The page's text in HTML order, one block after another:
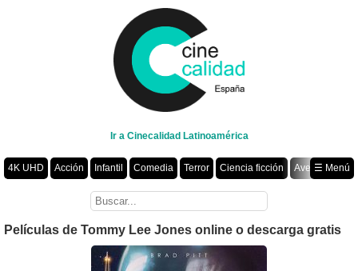
Ir a Cinecalidad Latinoamérica
4K UHD Acción Infantil Comedia Terror Ciencia ficción
Aventura
Romance Fantasía Drama Animación Crimen
☰ Menú
Películas de Tommy Lee Jones online o descarga gratis